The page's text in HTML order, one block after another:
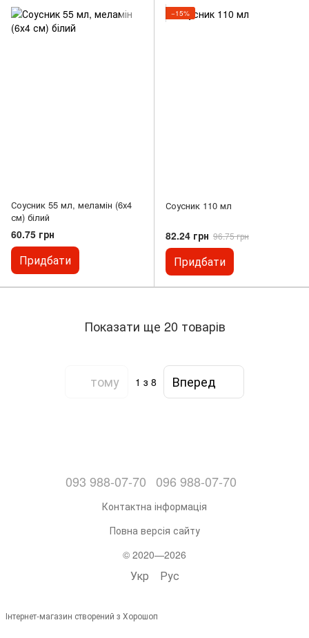
Соусник 55 мл, меламін (6х4
см) білий
60.75 грн
Придбати
−15%
Соусник 110 мл
82.24 грн 96.75 грн
Придбати
Показати ще 20 товарів
тому 1 з 8 Вперед
093 988-07-70 096 988-07-70
Контактна інформація
Повна версія сайту
© 2020—2026
Укр Рус
Інтернет-магазин створений з Хорошоп